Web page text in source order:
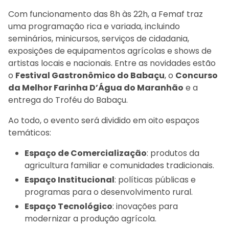
Com funcionamento das 8h às 22h, a Femaf traz
uma programação rica e variada, incluindo
seminários, minicursos, serviços de cidadania,
exposições de equipamentos agrícolas e shows de
artistas locais e nacionais. Entre as novidades estão
o Festival Gastronômico do Babaçu, o Concurso
da Melhor Farinha D’Água do Maranhão e a
entrega do Troféu do Babaçu.
Ao todo, o evento será dividido em oito espaços
temáticos:
Espaço de Comercialização: produtos da
agricultura familiar e comunidades tradicionais.
Espaço Institucional: políticas públicas e
programas para o desenvolvimento rural.
Espaço Tecnológico: inovações para
modernizar a produção agrícola.